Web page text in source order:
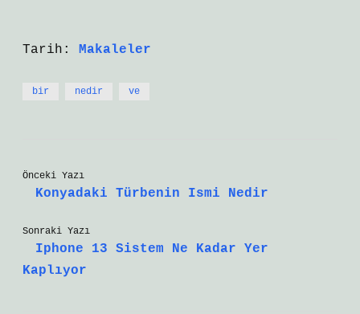
Tarih: Makaleler
bir nedir ve
Önceki Yazı
Konyadaki Türbenin Ismi Nedir
Sonraki Yazı
Iphone 13 Sistem Ne Kadar Yer
Kaplıyor